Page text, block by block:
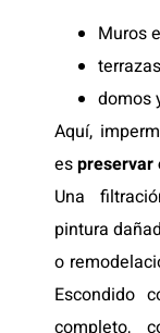
Muros
domos
Aquí,
espreservar
Una
pintura
o
Escondido
completo,